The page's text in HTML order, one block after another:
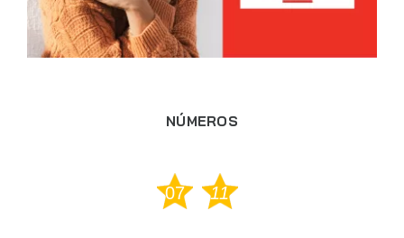
NÚMEROS
07 11